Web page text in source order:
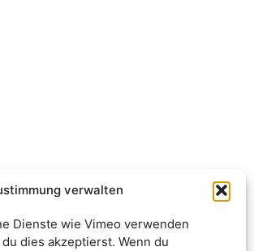
verwalten
Dienste wie Vimeo verwenden
dies akzeptierst. Wenn du